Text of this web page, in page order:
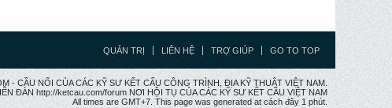
QUẢN TRỊ LIÊN HỆ TRỢ GIÚP GO TO TOP
- CẦU NỐI CỦA CÁC KỸ SƯ KẾT CẤU CÔNG TRÌNH, ĐỊA KỸ THUẬT VIỆT NAM.
ĐÀN http://ketcau.com/forum NƠI HỘI TỤ CỦA CÁC KỸ SƯ KẾT CÂU VIỆT NAM
All times are GMT+7. This page was generated at cách đây 1 phút.